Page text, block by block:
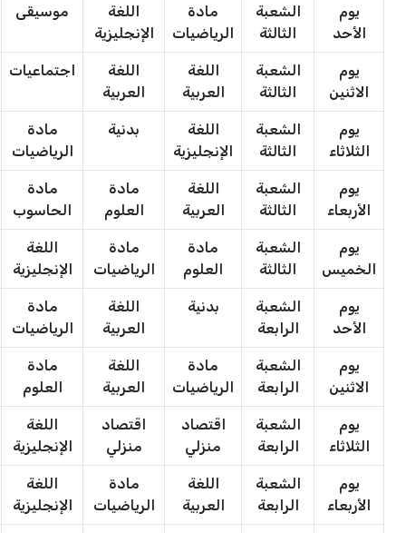
يوم
الأحد
الشعبة
الثالثة
مادة
الرياضيات
اللغة
الإنجليزية
موسيقى
يوم
الاثنين
الشعبة
الثالثة
اللغة
العربية
اللغة
العربية
اجتماعيات
يوم
الثلاثاء
الشعبة
الثالثة
اللغة
الإنجليزية
بدنية
مادة
الرياضيات
يوم
الأربعاء
الشعبة
الثالثة
اللغة
العربية
مادة
العلوم
مادة
الحاسوب
يوم
الخميس
الشعبة
الثالثة
مادة
العلوم
مادة
الرياضيات
اللغة
الإنجليزية
يوم
الأحد
الشعبة
الرابعة
بدنية
اللغة
العربية
مادة
الرياضيات
يوم
الاثنين
الشعبة
الرابعة
مادة
الرياضيات
اللغة
العربية
مادة
العلوم
يوم
الثلاثاء
الشعبة
الرابعة
اقتصاد
منزلي
اقتصاد
منزلي
اللغة
الإنجليزية
يوم
الأربعاء
الشعبة
الرابعة
اللغة
العربية
مادة
الرياضيات
اللغة
الإنجليزية